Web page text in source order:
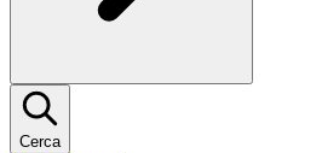
Cerca